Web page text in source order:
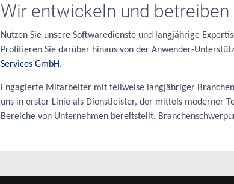
Wir entwickeln und
Nutzen Sie unsere Softwaredienste und langjährige
Profitieren Sie darüber hinaus von der Anwender-
Services GmbH.
Engagierte Mitarbeiter mit teilweise langjähriger
uns in erster Linie als Dienstleister, der mittels moderner
Bereiche von Unternehmen bereitstellt.